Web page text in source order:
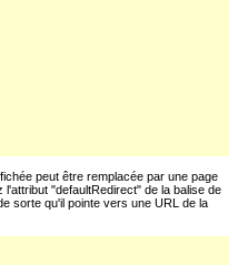
peut être remplacée par une page
"defaultRedirect" de la balise de
sorte qu'il pointe vers une URL de la